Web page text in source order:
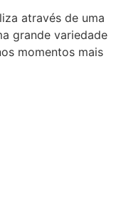
através de uma
grande variedade
momentos mais